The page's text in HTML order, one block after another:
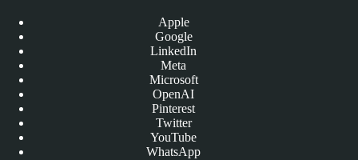
Apple
Google
LinkedIn
Meta
Microsoft
OpenAI
Pinterest
Twitter
YouTube
WhatsApp